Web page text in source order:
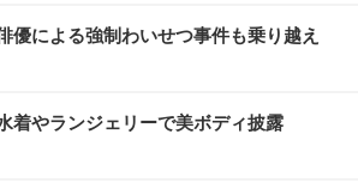
による強制わいせつ事件も乗り越え
着やランジェリーで美ボディ披露